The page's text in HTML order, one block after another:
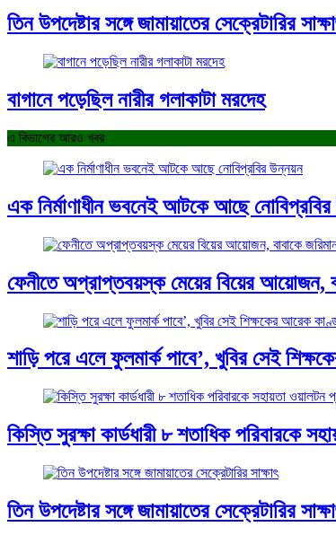
তিন উপদেষ্টার সঙ্গে জামায়াতের সেক্রেটারির
বাগানে পড়েছিল নারীর গলাকাটা মরদেহ
এ বিভাগের আরও খবর
এক নির্মাণাধীন ভবনেই আটকে আছে
ফেনীতে অপ্রাপ্তবয়স্ক মেয়ের বিয়ের আয়োজন,
শাড়ি পরে এলে ফুলমার্ক পাবে’, খুবির সেই
কিস্তি সুরক্ষা কার্ডধারী ৮ শতাধিক পরিবারকে
তিন উপদেষ্টার সঙ্গে জামায়াতের সেক্রেটারির